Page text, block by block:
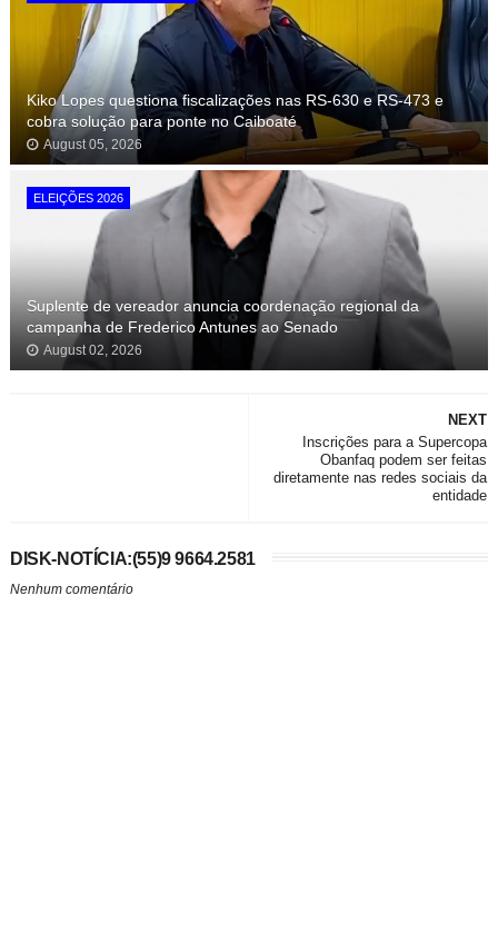
Kiko Lopes questiona fiscalizações nas RS-630 e RS-473 e
cobra solução para ponte no Caiboaté
August 05, 2026
ELEIÇÕES 2026
Suplente de vereador anuncia coordenação regional da
campanha de Frederico Antunes ao Senado
August 02, 2026
NEXT
Inscrições para a Supercopa
Obanfaq podem ser feitas
diretamente nas redes sociais da
entidade
DISK-NOTÍCIA:(55)9 9664.2581
Nenhum comentário